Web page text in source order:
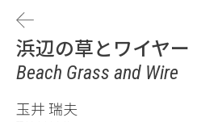
浜辺の草とワイヤー
Beach Grass and Wire
玉井 瑞夫